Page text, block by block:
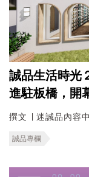
誠品生活時光
進駐板橋，開
撰文 ∣ 迷誠品內容
誠品專欄